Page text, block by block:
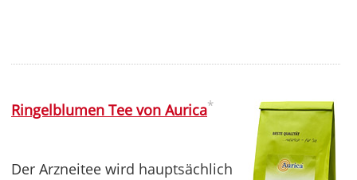
Ringelblumen Tee von Aurica*
Der Arzneitee wird hauptsächlich